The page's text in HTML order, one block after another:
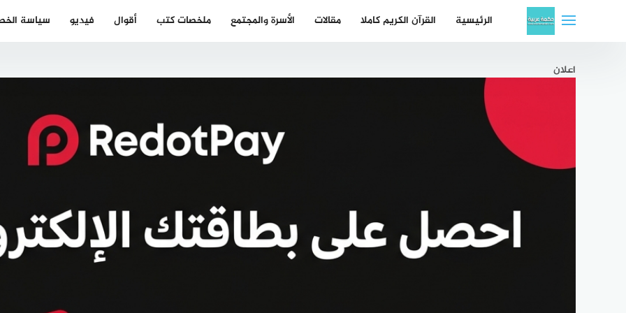
الرئيسية القرآن الكريم كاملا مقالات الأسرة والمجتمع ملخصات كتب أقوال فيديو سياسة
اعلان